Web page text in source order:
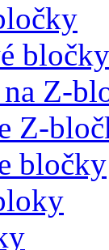
Z-
Z-
bločky